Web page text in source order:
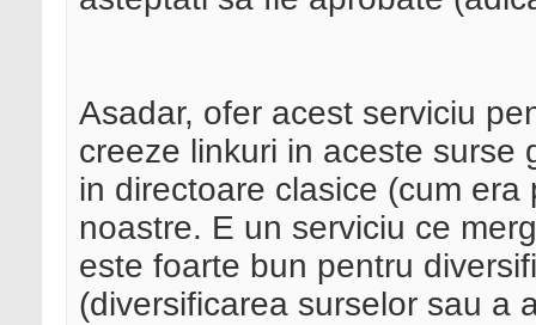
Asadar, ofer acest serviciu
creeze linkuri in aceste surse
in directoare clasice (cum
noastre. E un serviciu ce
este foarte bun pentru
(diversificarea surselor sau a